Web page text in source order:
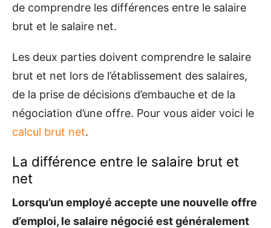
de comprendre les différences entre le salaire
brut et le salaire net.
Les deux parties doivent comprendre le salaire
brut et net lors de l’établissement des salaires,
de la prise de décisions d’embauche et de la
négociation d’une offre. Pour vous aider voici le
calcul brut net.
La différence entre le salaire brut et
net
Lorsqu’un employé accepte une nouvelle offre
d’emploi, le salaire négocié est généralement